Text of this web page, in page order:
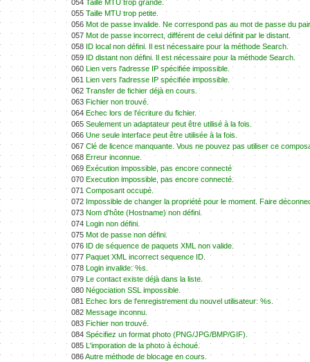
054 Taille MTU trop grande.
055 Taille MTU trop petite.
056 Mot de passe invalide. Ne correspond pas au mot de passe du
057 Mot de passe incorrect, différent de celui définit par le distant.
058 ID local non défini. Il est nécessaire pour la méthode Search.
059 ID distant non défini. Il est nécessaire pour la méthode Search.
060 Lien vers l'adresse IP spécifiée impossible.
061 Lien vers l'adresse IP spécifiée impossible.
062 Transfer de fichier déjà en cours.
063 Fichier non trouvé.
064 Echec lors de l'écriture du fichier.
065 Seulement un adaptateur peut être utilisé à la fois.
066 Une seule interface peut être utilisée à la fois.
067 Clé de licence manquante. Vous ne pouvez pas utiliser ce
068 Erreur inconnue.
069 Exécution impossible, pas encore connecté
070 Execution impossible, pas encore connecté.
071 Composant occupé.
072 Impossible de changer la propriété pour le moment. Faire
073 Nom d'hôte (Hostname) non défini.
074 Login non défini.
075 Mot de passe non défini.
076 ID de séquence de paquets XML non valide.
077 Paquet XML incorrect sequence ID.
078 Login invalide: %s.
079 Le contact existe déjà dans la liste.
080 Négociation SSL impossible.
081 Echec lors de l'enregistrement du nouvel utilisateur: %s.
082 Message inconnu.
083 Fichier non trouvé.
084 Spécifiez un format photo (PNG/JPG/BMP/GIF).
085 L'imporation de la photo à échoué.
086Autre méthode de blocage en cours.